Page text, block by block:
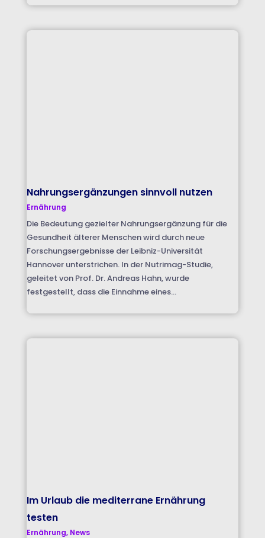
Nahrungsergänzungen sinnvoll nutzen
Ernährung
Die Bedeutung gezielter Nahrungsergänzung für die
Gesundheit älterer Menschen wird durch neue
Forschungsergebnisse der Leibniz-Universität
Hannover unterstrichen. In der Nutrimag-Studie,
geleitet von Prof. Dr. Andreas Hahn, wurde
festgestellt, dass die Einnahme eines...
Im Urlaub die mediterrane Ernährung
testen
Ernährung, News